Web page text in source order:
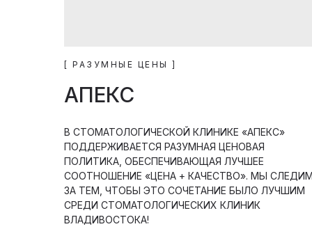
[ РАЗУМНЫЕ ЦЕНЫ ]
АПЕКС
В СТОМАТОЛОГИЧЕСКОЙ КЛИНИКЕ «АПЕКС»
ПОДДЕРЖИВАЕТСЯ РАЗУМНАЯ ЦЕНОВАЯ
ПОЛИТИКА, ОБЕСПЕЧИВАЮЩАЯ ЛУЧШЕЕ
СООТНОШЕНИЕ «ЦЕНА + КАЧЕСТВО». МЫ
ЗА ТЕМ, ЧТОБЫ ЭТО СОЧЕТАНИЕ БЫЛО ЛУЧШИМ
СРЕДИ СТОМАТОЛОГИЧЕСКИХ КЛИНИК
ВЛАДИВОСТОКА!